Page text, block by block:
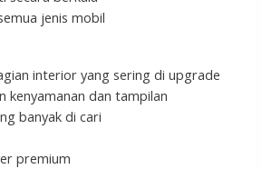
jenis mobil
interior yang sering di upgrade
kenyamanan dan tampilan
banyak di cari
premium